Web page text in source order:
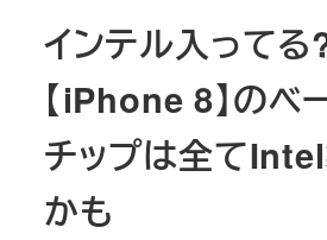
インテル入って
【iPhone 8】のベ
チップは全て
かも